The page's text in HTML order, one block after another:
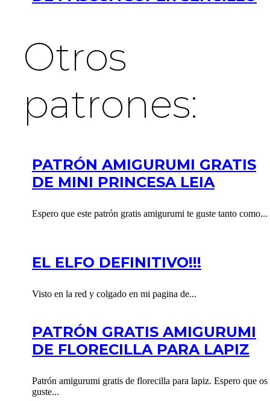
Otros
patrones:
PATRÓN AMIGURUMI GRATIS
DE MINI PRINCESA LEIA
Espero que este patrón gratis amigurumi te guste tanto como...
EL ELFO DEFINITIVO!!!
Visto en la red y colgado en mi pagina de...
PATRÓN GRATIS AMIGURUMI
DE FLORECILLA PARA LAPIZ
Patrón amigurumi gratis de florecilla para lapiz. Espero que os
guste...